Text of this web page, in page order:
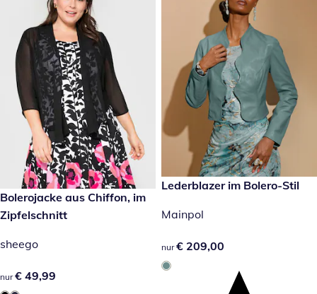
€ 49,99
Bolerojacke aus Chiffon, im
Zipfelschnitt
sheego
€ 49,99
nur € 49,99
€ 209,00
Lederblazer im Bolero-Stil
Mainpol
€ 209,00
nur € 209,00